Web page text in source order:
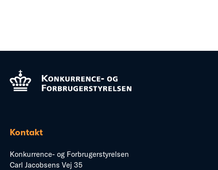
Kontakt
Konkurrence- og Forbrugerstyrelsen
Carl Jacobsens Vej 35